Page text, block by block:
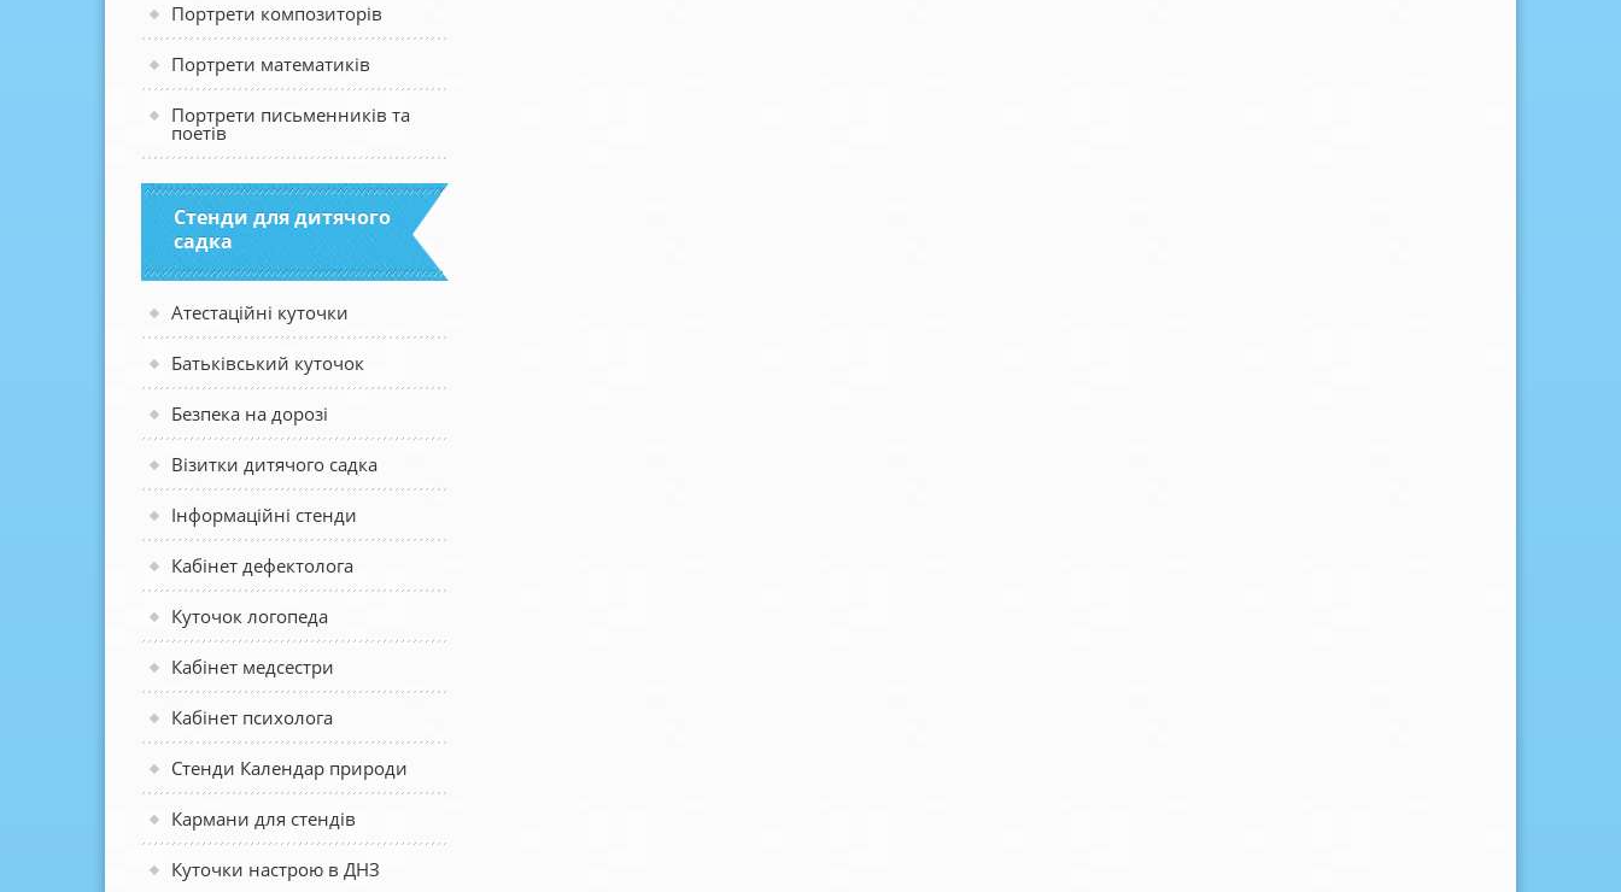
Портрети композиторів
Портрети математиків
Портрети письменників та
поетів
Стенди для дитячого
садка
Атестаційні куточки
Батьківський куточок
Безпека на дорозі
Візитки дитячого садка
Інформаційні стенди
Кабінет дефектолога
Куточок логопеда
Кабінет медсестри
Кабінет психолога
Стенди Календар природи
Кармани для стендів
Куточки настрою в ДНЗ